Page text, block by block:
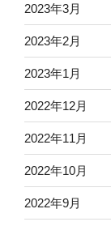
2023年3月
2023年2月
2023年1月
2022年12月
2022年11月
2022年10月
2022年9月